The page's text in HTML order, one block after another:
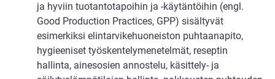
ja hyviin tuotantotapoihin ja -käytäntöihin (engl.
Good Production Practices, GPP) sisältyvät
esimerkiksi elintarvikehuoneiston puhtaanapito,
hygieeniset työskentelymenetelmät, reseptin
hallinta, ainesosien annostelu, käsittely- ja